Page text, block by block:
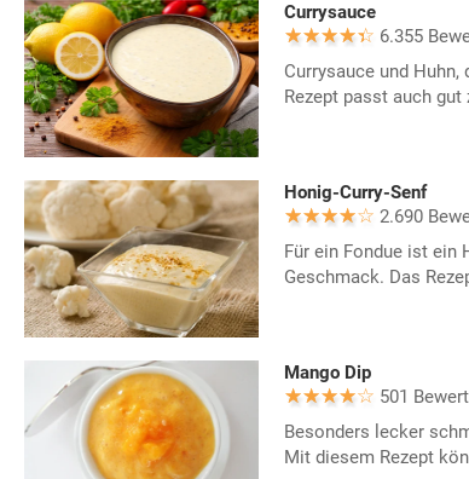
Currysauce
6.355
Currysauce und
Rezept passt auch
Honig-Curry-Senf
2.690
Für ein Fondue ist ein
Geschmack. Das
Mango Dip
501
Besonders lecker
Mit diesem Rezept